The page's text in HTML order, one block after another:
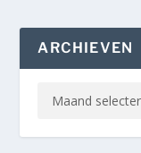
ARCHIEVEN